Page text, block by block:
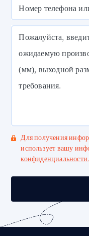
Номер телефона
Пожалуйста,
ожидаемую
(мм), выходной
требования.
Для получения
использует вашу
конфиденциальности.